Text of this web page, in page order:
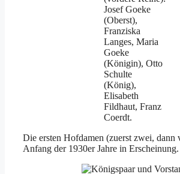
Josef Goeke
(Oberst),
Franziska
Langes, Maria
Goeke
(Königin), Otto
Schulte
(König),
Elisabeth
Fildhaut, Franz
Coerdt.
Die ersten Hofdamen (zuerst zwei, dann
Anfang der 1930er Jahre in Erscheinung.